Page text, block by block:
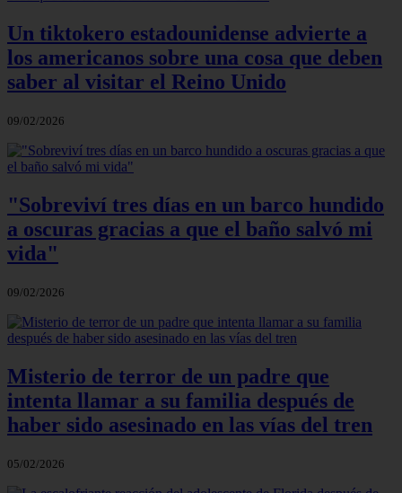
Un tiktokero estadounidense advierte a
los americanos sobre una cosa que deben
saber al visitar el Reino Unido
09/02/2026
"Sobreviví tres días en un barco hundido
a oscuras gracias a que el baño salvó mi
vida"
09/02/2026
Misterio de terror de un padre que
intenta llamar a su familia después de
haber sido asesinado en las vías del tren
05/02/2026